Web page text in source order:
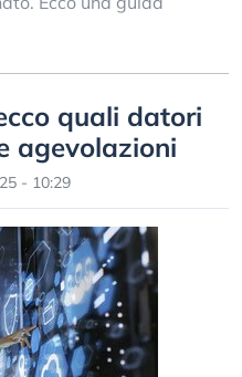
quali datori
agevolazioni
- 10:29